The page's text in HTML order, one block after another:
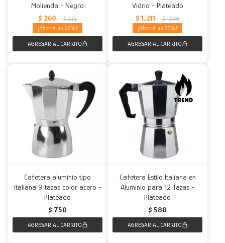
Molienda - Negro
$ 260 $ 335
22
Vidrio - Plateado
$ 1.211 $ 1.590
23
Cafetera aluminio tipo
italiana 9 tazas color acero -
Plateado
$ 750
Cafetera Estilo Italiana en
Aluminio para 12 Tazas -
Plateado
$ 580